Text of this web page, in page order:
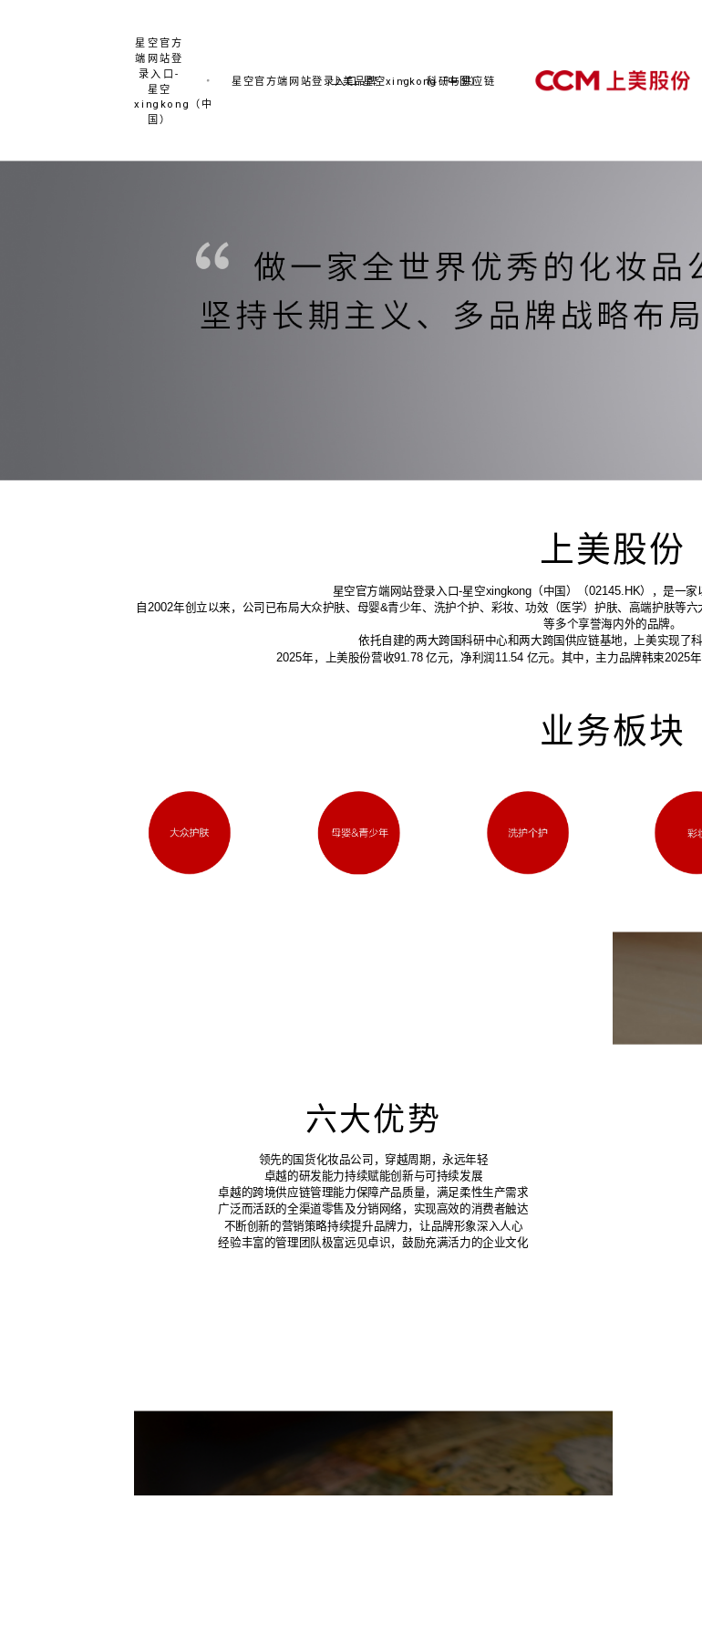
星空官方
端网站登
录入口-
星空
xingkong（中
国）
星空官方端网站登录入口-星空xingkong（中国）
上美品牌 科研与供应链
上美股份
星空官方端网站登录入口-星空xingkong（中国）（02145.HK），是一家
自2002年创立以来，公司已布局大众护肤、母婴&青少年、洗护个护、彩妆、功效（医学）护肤、高端护肤等
等多个享誉海内外的品牌。
依托自建的两大跨国科研中心和两大跨国供应链基地，上美实现了
2025年，上美股份营收91.78 亿元，净利润11.54 亿元。其中，主力品牌韩束2025
业务板块
六大优势
领先的国货化妆品公司，穿越周期，永远年轻
卓越的研发能力持续赋能创新与可持续发展
卓越的跨境供应链管理能力保障产品质量，满足柔性生产需求
广泛而活跃的全渠道零售及分销网络，实现高效的消费者触达
不断创新的营销策略持续提升品牌力，让品牌形象深入人心
经验丰富的管理团队极富远见卓识，鼓励充满活力的企业文化